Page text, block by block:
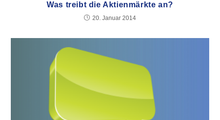
Was treibt die Aktienmärkte an?
20. Januar 2014